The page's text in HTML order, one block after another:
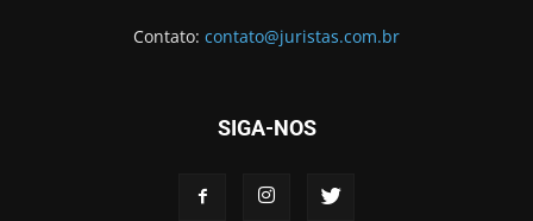
Contato: contato@juristas.com.br
SIGA-NOS